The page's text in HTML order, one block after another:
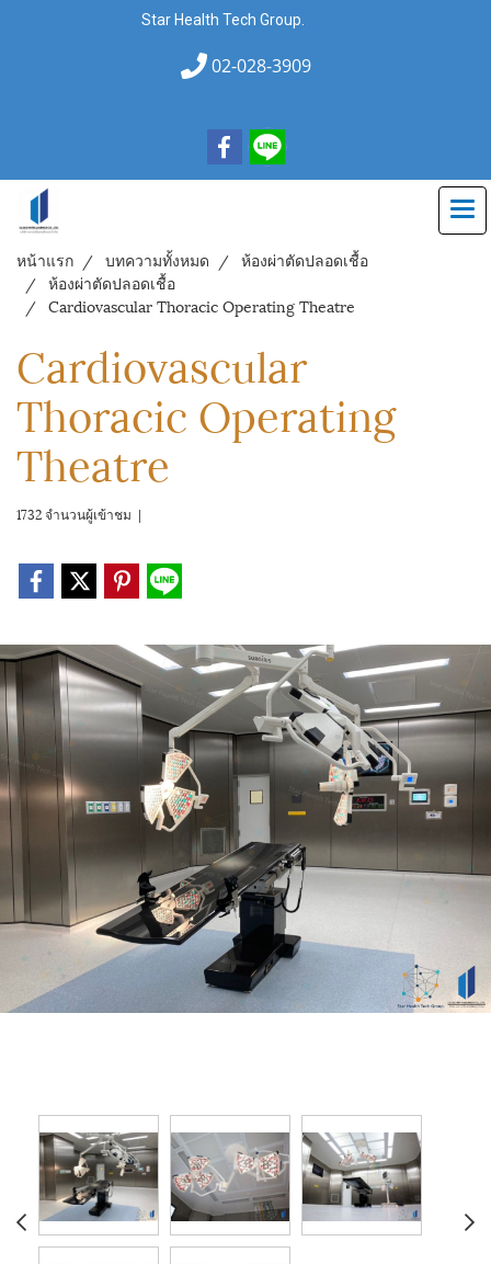
Star Health Tech Group.
02-028-3909
หน้าแรก บทความทั้งหมด
ห้องผ่าตัดปลอดเชื้อ
ห้องผ่าตัดปลอดเชื้อ
Cardiovascular Thoracic Operating Theatre
Cardiovascular
Thoracic Operating
Theatre
1732 จำนวนผู้เข้าชม |